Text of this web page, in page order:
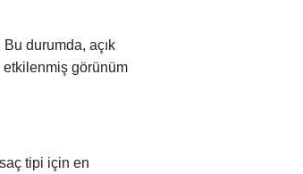
durumda, açık
etkilenmiş görünüm
tipi için en